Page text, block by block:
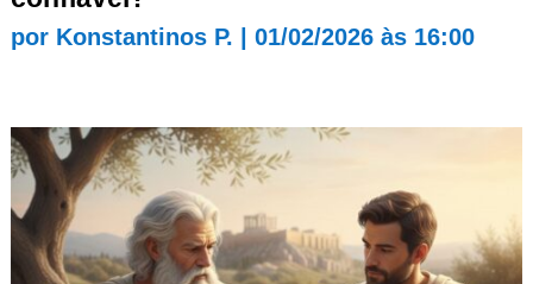
por Konstantinos P. 01/02/2026 às 16:00